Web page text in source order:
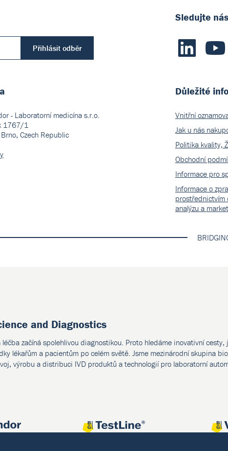
Přihlásit odběr
- Laboratorní medicína s.r.o.
1767/1
Czech Republic
Sledujte nás
Důležité
Vnitřní
Jak u nás
Politika kvality,
Obchodní
Informace pro
Informace o
prostřednictvím
analýzu a
and Diagnostics
léčba začíná spolehlivou diagnostikou. Proto hledáme inovativní
lékařům a pacientům po celém světě. Jsme mezinárodní skupina
výrobu a distribuci IVD produktů a technologií pro laboratorní